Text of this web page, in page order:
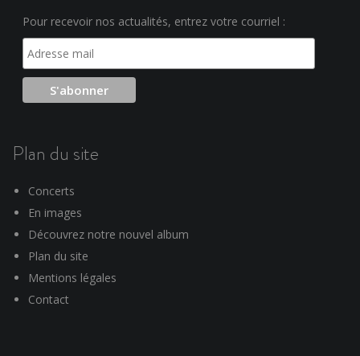
Pour recevoir nos actualités, entrez votre courriel :
Plan du site
Concerts
En images
Découvrez notre nouvel album
Plan du site
Mentions légales
Contact